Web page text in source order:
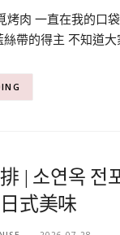
烤肉 一直在我的口
帶的得主 不知道
| 소연옥 전
式美味